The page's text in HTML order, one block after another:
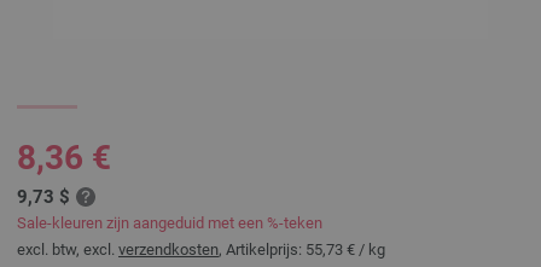
8,36 €
9,73 $
Sale-kleuren zijn aangeduid met een %-teken
excl. btw, excl. verzendkosten, Artikelprijs: 55,73 € / kg